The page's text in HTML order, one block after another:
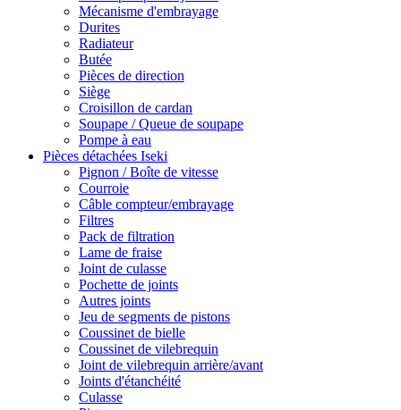
Mécanisme d'embrayage
Durites
Radiateur
Butée
Pièces de direction
Siège
Croisillon de cardan
Soupape / Queue de soupape
Pompe à eau
Pièces détachées Iseki
Pignon / Boîte de vitesse
Courroie
Câble compteur/embrayage
Filtres
Pack de filtration
Lame de fraise
Joint de culasse
Pochette de joints
Autres joints
Jeu de segments de pistons
Coussinet de bielle
Coussinet de vilebrequin
Joint de vilebrequin arrière/avant
Joints d'étanchéité
Culasse